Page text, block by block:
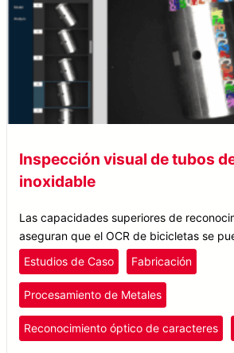
Inspección visual de tubos
inoxidable
Las capacidades superiores de
aseguran que el OCR de bicicletas se
precisión, independientemente de cómo
de identificación o los niveles de
Estudios de Caso Fabricación
Procesamiento de Metales
Reconocimiento óptico de caracteres